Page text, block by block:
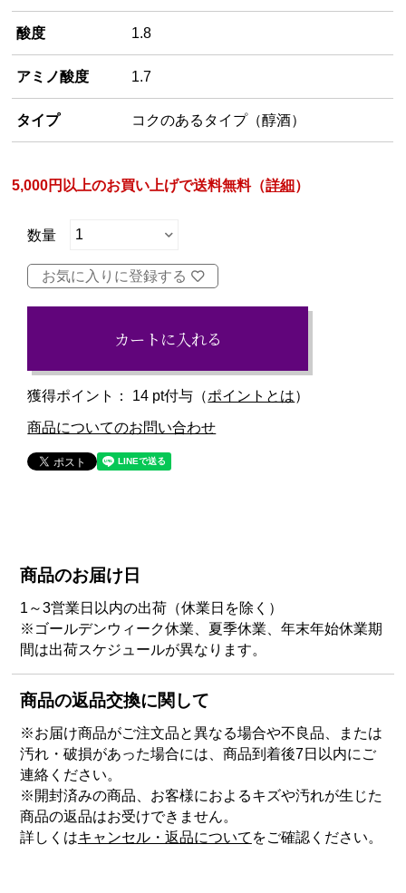
酸度 1.8
アミノ酸度 1.7
タイプ コクのあるタイプ（醇酒）
5,000円以上のお買い上げで送料無料（詳細 ）
お気に入りに登録する
カートに入れる
獲得ポイント： 14 pt付与（ポイントとは）
商品についてのお問い合わせ
商品のお届け日
1～3営業日以内の出荷（休業日を除く）
※ゴールデンウィーク休業、夏季休業、年末年始休業期
間は出荷スケジュールが異なります。
商品の返品交換に関して
※お届け商品がご注文品と異なる場合や不良品、または
汚れ・破損があった場合には、商品到着後7日以内にご
連絡ください。
※開封済みの商品、お客様におよるキズや汚れが生じた
商品の返品はお受けできません。
詳しくはキャンセル・返品について をご確認ください。